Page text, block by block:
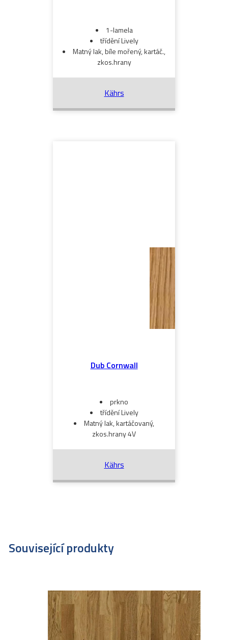
1-lamela
třídění Lively
Matný lak, bíle mořený, kartáč.,
zkos.hrany
Kährs
Dub Cornwall
prkno
třídění Lively
Matný lak, kartáčovaný,
zkos.hrany 4V
Kährs
Související produkty